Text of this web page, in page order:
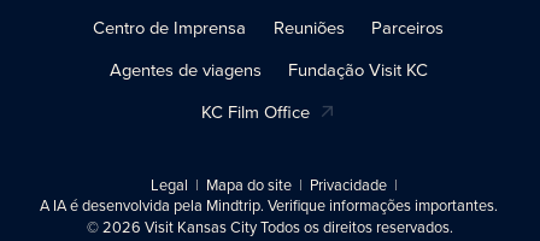
Centro de Imprensa
Reuniões
Parceiros
Agentes de viagens
Fundação Visit KC
KC Film Office
Legal Mapa do site
Privacidade
A IA é desenvolvida pela Mindtrip. Verifique informações importantes.
© 2026 Visit Kansas City Todos os direitos reservados.